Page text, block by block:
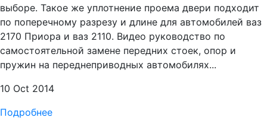
выборе. Такое же уплотнение проема двери подходит
по поперечному разрезу и длине для автомобилей ваз
2170 Приора и ваз 2110. Видео руководство по
самостоятельной замене передних стоек, опор и
пружин на переднеприводных автомобилях...
10 Oct 2014
Подробнее